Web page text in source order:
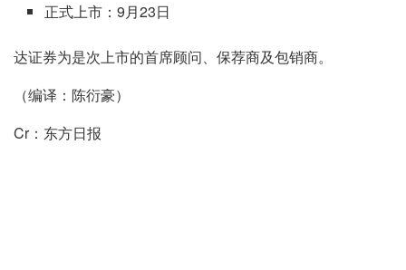
正式上市：9月23日
达证券为是次上市的首席顾问、保荐商及包销商。
（编译：陈衍豪）
Cr：东方日报